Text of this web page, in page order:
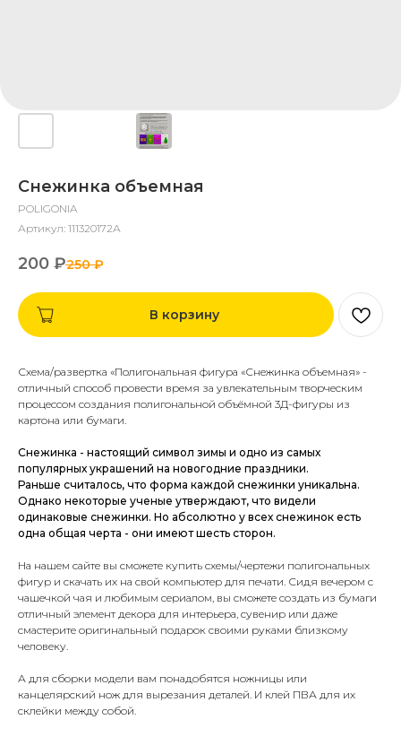
Снежинка объемная
POLIGONIA
Артикул: 111320172А
200 ₽250 ₽
В корзину
Схема/развертка «Полигональная фигура «Снежинка объемная» -
отличный способ провести время за увлекательным творческим
процессом создания полигональной объёмной 3Д-фигуры из
картона или бумаги.
Снежинка - настоящий символ зимы и одно из самых
популярных украшений на новогодние праздники.
Раньше считалось, что форма каждой снежинки уникальна.
Однако некоторые ученые утверждают, что видели
одинаковые снежинки. Но абсолютно у всех снежинок есть
одна общая черта - они имеют шесть сторон.
На нашем сайте вы сможете купить схемы/чертежи полигональных
фигур и скачать их на свой компьютер для печати. Сидя вечером с
чашечкой чая и любимым сериалом, вы сможете создать из бумаги
отличный элемент декора для интерьера, сувенир или даже
смастерите оригинальный подарок своими руками близкому
человеку.
А для сборки модели вам понадобятся ножницы или
канцелярский нож для вырезания деталей. И клей ПВА для их
склейки между собой.